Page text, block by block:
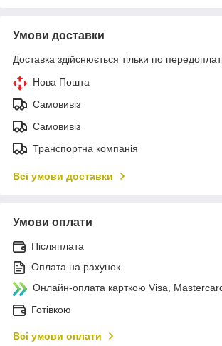
Умови доставки
Доставка здійснюється тільки по
Нова Пошта
Самовивіз
Самовивіз
Транспортна компанія
Всі умови доставки
Умови оплати
Післяплата
Оплата на рахунок
Онлайн-оплата карткою Visa,
Готівкою
Всі умови оплати